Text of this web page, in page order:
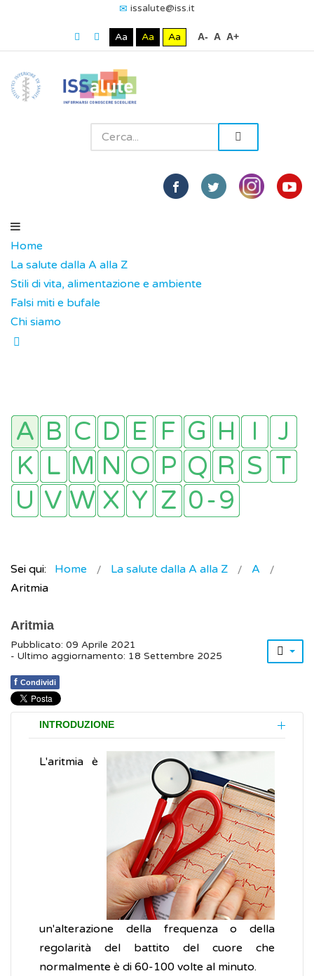
issalute@iss.it
Aa Aa Aa A- A A+
Home
La salute dalla A alla Z
Stili di vita, alimentazione e ambiente
Falsi miti e bufale
Chi siamo
Sei qui: Home La salute dalla A alla Z
A
Aritmia
Aritmia
Pubblicato: 09 Aprile 2021
- Ultimo aggiornamento: 18 Settembre 2025
f Condividi
INTRODUZIONE
L'aritmia è
un'alterazione della frequenza o della
regolarità del battito del cuore che
normalmente è di 60-100 volte al minuto.